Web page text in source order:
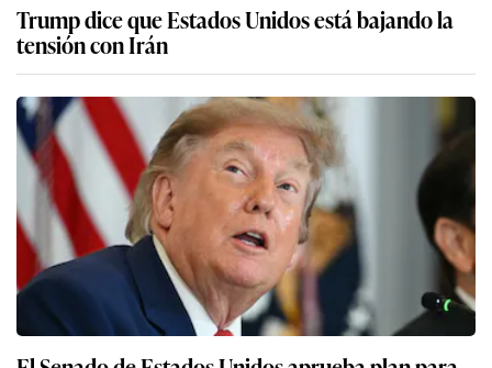
Trump dice que Estados Unidos está bajando la
tensión con Irán